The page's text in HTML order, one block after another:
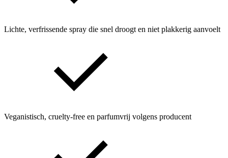
Lichte, verfrissende spray die snel droogt en niet plakkerig aanvoelt
Veganistisch, cruelty-free en parfumvrij volgens producent